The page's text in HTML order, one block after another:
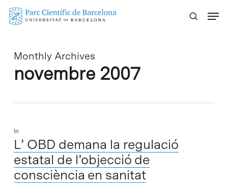
Skip
Monthly Archives
novembre 2007
In
L’ OBD demana la regulació
estatal de l’objecció de
consciència en sanitat